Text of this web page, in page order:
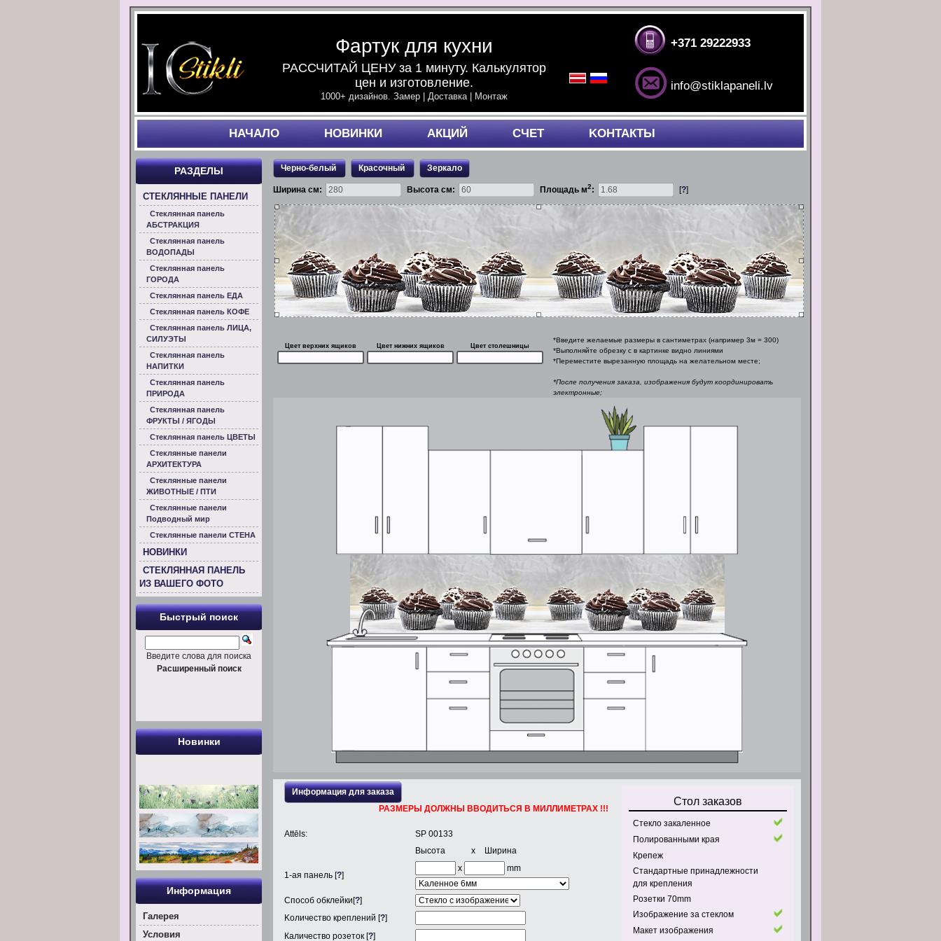
Фартук для кухни
РАССЧИТАЙ ЦЕНУ за 1 минуту. Калькулятор
цен и изготовление.
1000+ дизайнов. Замер | Доставка | Монтаж
+371 29222933
info@stiklapaneli.lv
НАЧАЛO НОВИНКИ АКЦИЙ СЧЕТ KОНТАКТЫ
Черно-белый Красочный Зеркало
Ширина см: Высота см: Площадь м2: [?]
Цвет верхних ящиков Цвет нижних ящиков Цвет столешницы
*Введите желаемые размеры в сантиметрах (например 3м = 300)
*Выполняйте обрезку с в картинке видно линиями
*Переместите вырезанную площадь на желательном месте;
*После получения заказа, изображения будут координировать
электронные;
Информация для заказа
РАЗМЕРЫ ДОЛЖНЫ ВВОДИТЬСЯ В МИЛЛИМЕТРАХ !!!
Attēls:
SP 00133
Высота
x Ширина
1-ая панель [?]
x mm
Способ обклейки[?]
Kоличество креплений [?]
Каличество розеток [?]
Стол заказов
Стекло закаленное
Полированными края
Крепеж
Стандартные принадлежности
для крепления
Pозетки 70mm
Изображение за стеклом
Макет изображения
РАЗДЕЛЫ
СТЕКЛЯННЫЕ ПАНЕЛИ
Стеклянная панель
АБСТРАКЦИЯ
Стеклянная панель
ВОДОПАДЫ
Стеклянная панель
ГОРОДА
Стеклянная панель ЕДА
Стеклянная панель КОФЕ
Стеклянная панель ЛИЦА,
СИЛУЭТЫ
Стеклянная панель
НАПИТКИ
Стеклянная панель
ПРИРОДА
Стеклянная панель
ФРУКТЫ / ЯГОДЫ
Стеклянная панель ЦВЕТЫ
Стеклянные панели
АРХИТЕКТУРА
Стеклянные панели
ЖИВОТНЫЕ / ПТИ
Стеклянные панели
Подводный мир
Стеклянные панели СТЕНА
НОВИНКИ
СТЕКЛЯННАЯ ПАНЕЛЬ
ИЗ ВАШЕГО ФОТО
Быстрый поиск
Введите слова для поиска
Расширенный поиск
Новинки
Информация
Галерея
Условия